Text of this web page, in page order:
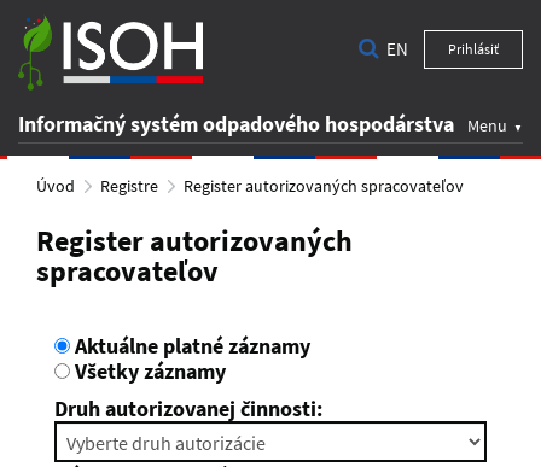
Informačný systém odpadového hospodárstva Menu
EN Prihlásiť
Úvod Registre Register autorizovaných spracovateľov
Register autorizovaných
spracovateľov
Aktuálne platné záznamy
Všetky záznamy
Druh autorizovanej činnosti: